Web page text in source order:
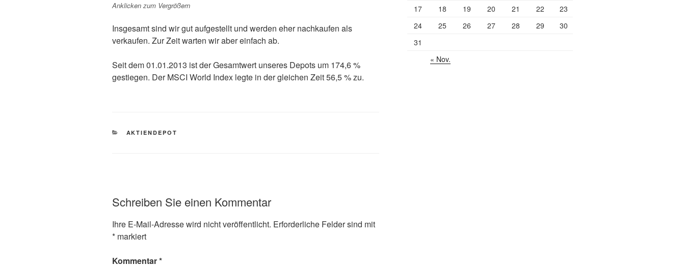
Anklicken zum Vergrößern
Insgesamt sind wir gut aufgestellt und werden eher nachkaufen als
verkaufen. Zur Zeit warten wir aber einfach ab.
Seit dem 01.01.2013 ist der Gesamtwert unseres Depots um 174,6 %
gestiegen. Der MSCI World Index legte in der gleichen Zeit 56,5 % zu.
KATEGORIEN
AKTIENDEPOT
Schreiben Sie einen Kommentar
Ihre E-Mail-Adresse wird nicht veröffentlicht. Erforderliche Felder sind mit
* markiert
Kommentar*
17
18 19 20 21 22
23
24
25 26 27 28 29
30
31
« Nov.